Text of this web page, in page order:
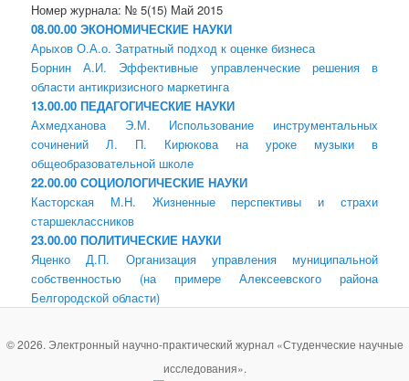
Номер журнала: № 5(15) Май 2015
08.00.00 ЭКОНОМИЧЕСКИЕ НАУКИ
Арыхов О.А.о. Затратный подход к оценке бизнеса
Борнин А.И. Эффективные управленческие решения в
области антикризисного маркетинга
13.00.00 ПЕДАГОГИЧЕСКИЕ НАУКИ
Ахмедханова Э.М. Использование инструментальных
сочинений Л. П. Кирюкова на уроке музыки в
общеобразовательной школе
22.00.00 СОЦИОЛОГИЧЕСКИЕ НАУКИ
Касторская М.Н. Жизненные перспективы и страхи
старшеклассников
23.00.00 ПОЛИТИЧЕСКИЕ НАУКИ
Яценко Д.П. Организация управления муниципальной
собственностью (на примере Алексеевского района
Белгородской области)
© 2026. Электронный научно-практический журнал «Студенческие научные
исследования».